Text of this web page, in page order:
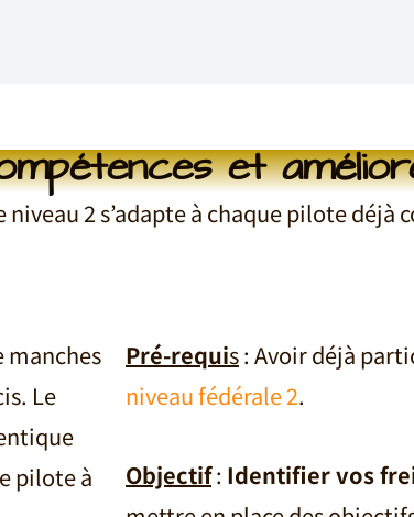
et
2 s’adapte à chaque pilote déjà
manches
Le
pilote à
Pré-requis: Avoir déjà
niveau fédérale 2.
Objectif: Identifier vos